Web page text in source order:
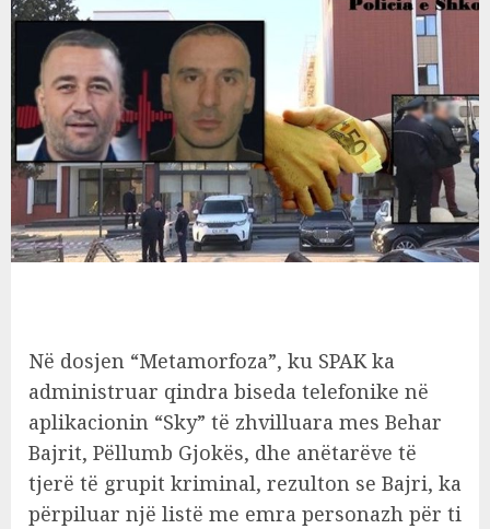
Në dosjen “Metamorfoza”, ku SPAK ka
administruar qindra biseda telefonike në
aplikacionin “Sky” të zhvilluara mes Behar
Bajrit, Pëllumb Gjokës, dhe anëtarëve të
tjerë të grupit kriminal, rezulton se Bajri, ka
përpiluar një listë me emra personazh për ti